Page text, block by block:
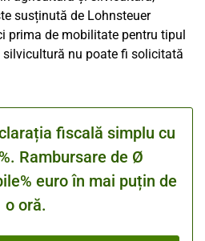
susținută de Lohnsteuer
prima de mobilitate pentru tipul
nu poate fi solicitată
fiscală simplu cu
Rambursare de Ø
euro în mai puțin de
o oră.